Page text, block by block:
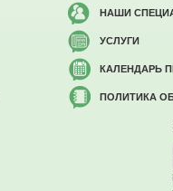
НАШИ
УСЛУГИ
КАЛЕНДАРЬ
ПОЛИТИКА